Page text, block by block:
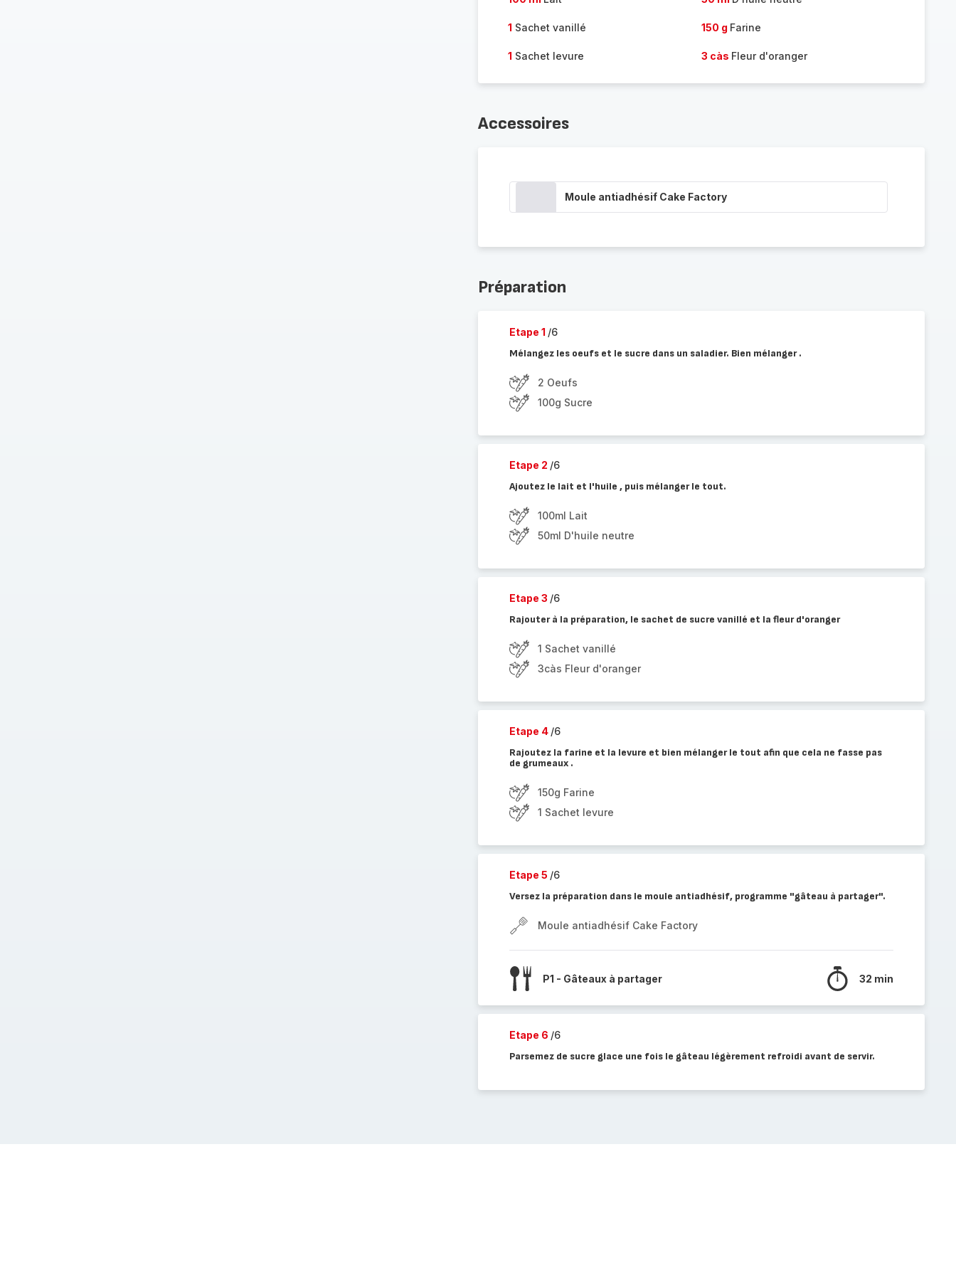
1 Sachet vanillé 150 g Farine
1 Sachet levure 3 càs Fleur d'oranger
Accessoires
Moule antiadhésif Cake Factory
Préparation
Etape 1 /6
Mélangez les oeufs et le sucre dans un saladier. Bien mélanger .
2 Oeufs
100g Sucre
Etape 2 /6
Ajoutez le lait et l'huile , puis mélanger le tout.
100ml Lait
50ml D'huile neutre
Etape 3 /6
Rajouter à la préparation, le sachet de sucre vanillé et la fleur d'oranger
1 Sachet vanillé
3càs Fleur d'oranger
Etape 4 /6
Rajoutez la farine et la levure et bien mélanger le tout afin que cela ne fasse pas
de grumeaux .
150g Farine
1 Sachet levure
Etape 5 /6
Versez la préparation dans le moule antiadhésif, programme "gâteau à partager".
Moule antiadhésif Cake Factory
P1 - Gâteaux à partager 32 min
Etape 6 /6
Parsemez de sucre glace une fois le gâteau légèrement refroidi avant de servir.